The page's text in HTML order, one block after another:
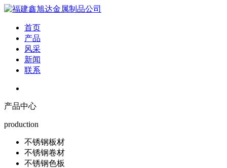
首页
产品
风采
新闻
联系
产品中心
production
不锈钢板材
不锈钢卷材
不锈钢色板